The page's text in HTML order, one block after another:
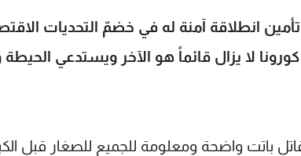
انطلاقة آمنة له في خضمّ التحديات
لا يزال قائماً هو الآخر ويستدعي الحيطة
باتت واضحة ومعلومة للجميع للصغار قبل